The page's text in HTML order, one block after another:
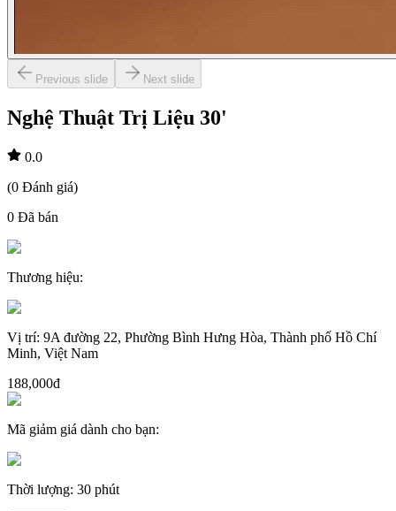
Previous slide Next slide
Nghệ Thuật Trị Liệu 30'
0.0
(0 Đánh giá)
0 Đã bán
Thương hiệu:
Vị trí: 9A đường 22, Phường Bình Hưng Hòa, Thành phố Hồ Chí
Minh, Việt Nam
188,000đ
Mã giảm giá dành cho bạn:
Thời lượng: 30 phút